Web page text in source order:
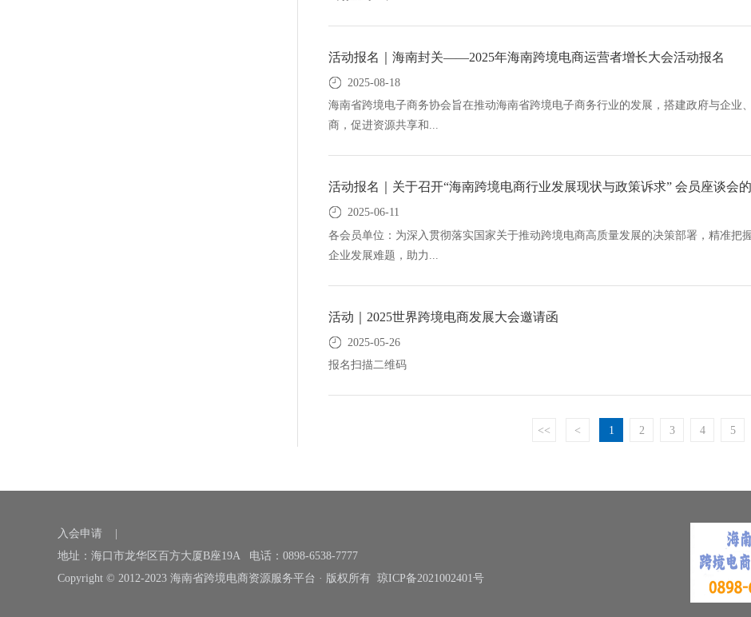
活动报名｜海南封关——2025年海南跨境电商运营者增长大会活动报名
2025-08-18
海南省跨境电子商务协会旨在推动海南省跨境电子商务行业的发展，搭建政府与企业
商，促进资源共享和...
活动报名｜关于召开“海南跨境电商行业发展现状与政策诉求” 会员座谈会
2025-06-11
各会员单位：为深入贯彻落实国家关于推动跨境电商高质量发展的决策部署，精准把
企业发展难题，助力...
活动｜2025世界跨境电商发展大会邀请函
2025-05-26
报名扫描二维码
<< < 1 2 3 4 5
入会申请
地址：海口市龙华区百方大厦B座19A 电话：0898-6538-7777
Copyright © 2012-2023 海南省跨境电商资源服务平台 · 版权所有 琼ICP备2021002401号